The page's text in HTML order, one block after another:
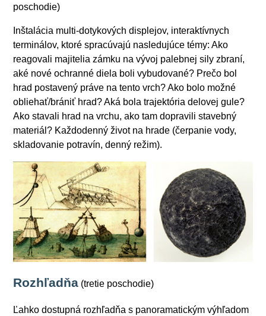
poschodie)
Inštalácia multi-dotykových displejov, interaktívnych
terminálov, ktoré spracúvajú nasledujúce témy: Ako
reagovali majitelia zámku na vývoj palebnej sily zbraní,
aké nové ochranné diela boli vybudované? Prečo bol
hrad postavený práve na tento vrch? Ako bolo možné
obliehať/brániť hrad? Aká bola trajektória delovej gule?
Ako stavali hrad na vrchu, ako tam dopravili stavebný
materiál? Každodenný život na hrade (čerpanie vody,
skladovanie potravín, denný režim).
Rozhľadňa (tretie poschodie)
Ľahko dostupná rozhľadňa s panoramatickým výhľadom